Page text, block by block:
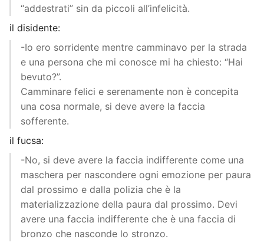
“addestrati” sin da piccoli all’infelicità.
il disidente:
-Io ero sorridente mentre camminavo per la strada
e una persona che mi conosce mi ha chiesto: “Hai
bevuto?”.
Camminare felici e serenamente non è concepita
una cosa normale, si deve avere la faccia
sofferente.
il fucsa:
-No, si deve avere la faccia indifferente come una
maschera per nascondere ogni emozione per paura
dal prossimo e dalla polizia che è la
materializzazione della paura dal prossimo. Devi
avere una faccia indifferente che è una faccia di
bronzo che nasconde lo stronzo.